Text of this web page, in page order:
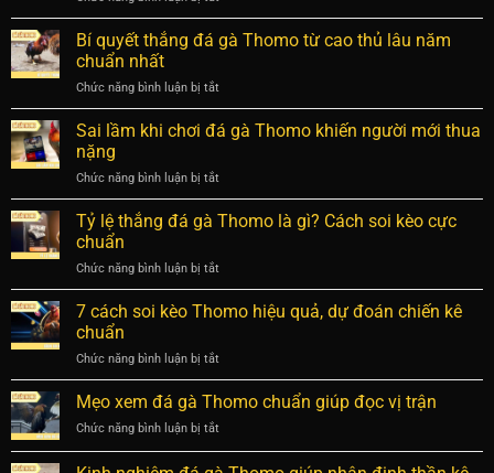
chiến
kê
bất
Thomo
qua
tiết
cho
newbie
Phân
tích
trận
gà
Thomo
chuẩn
chi
tiết
nhất
Bí quyết thắng đá gà Thomo từ cao thủ lâu năm
chuẩn nhất
Chức năng bình luận bị tắtở
Bí
quyết
thắng
gà
Thomo
từ
lâu
năm
chuẩn
Sai lầm khi chơi đá gà Thomo khiến người mới thua
nặng
Chức năng bình luận bị tắtở
Sai
lầm
đá
gà
Thomo
mới
thua
nặng
Tỷ lệ thắng đá gà Thomo là gì? Cách soi kèo cực
chuẩn
Chức năng bình luận bị tắtở
Tỷ
lệ
gà
Thomo
là
Cách
soi
7 cách soi kèo Thomo hiệu quả, dự đoán chiến kê
chuẩn
Chức năng bình luận bị tắtở
7
cách
kèo
Thomo
Mẹo xem đá gà Thomo chuẩn giúp đọc vị trận
Chức năng bình luận bị tắtở
xem